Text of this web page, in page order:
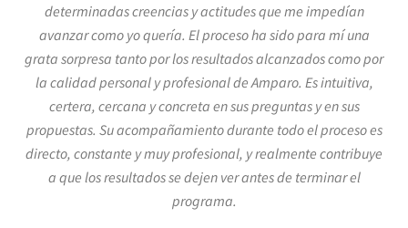
determinadas creencias y actitudes que me impedían
avanzar como yo quería. El proceso ha sido para mí una
grata sorpresa tanto por los resultados alcanzados como por
la calidad personal y profesional deAmparo. Es intuitiva,
certera, cercana y concreta en sus preguntas y en sus
propuestas. Su acompañamiento durante todo el proceso es
directo, constante ymuy profesional, y realmente contribuye
a que los resultados se dejen ver antes de terminar el
programa.